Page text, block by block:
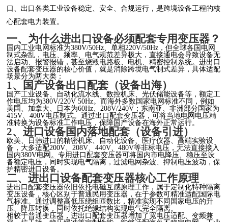
口、出口各类工业设备稳定、安全、合规运行，是跨境设备工程的核
心配套电力装置。
一、为什么进出口设备必须配套专用变压器？
国内工业电网标准为380V/50Hz、单相220V/50Hz，但全球各国电网
制式杂乱，电压、频率、电气规范差异极大，直接通电会导致设备无
法启动、报警报错，甚至烧毁电路板、电机、精密控制系统。进出口
设备配套变压器的核心价值，就是消除跨境电气制式差异，具体适配
场景分为两大类：
1、国产设备出口配套（设备出海）
国产工业设备、自动化流水线、数控机床、光伏储能设备等，额定工
作电压均为380V/220V 50Hz。而海外多数国家电网标准不同，例如
美国、加拿大、日本为60Hz、208V/240V；东南亚、非洲部分国家为
415V、400V电压制式。通过出口配套变压器，可将当地电网电压精
准转换为设备标准工作电压，保障国产设备在海外正常运行。
2、进口设备国内落地配套（设备引进）
欧美、日韩进口的精密机床、自动化设备、医疗仪器、高端实验设
备，大多适配200V、208V、440V、480V等非标电压，无法直接接入
国内380V电网。专用进口配套变压器可将国内市电降压、稳压至设
备额定电压，同时实现电气隔离，过滤电网杂波、抑制电压波动，保
护精密进口设备。
二、进出口设备配套变压器核心工作原理
进出口配套变压器依旧依托电磁互感原理工作，属于定制化特种隔离
变压设备，核心区别于普通民用变压器，在于参数可精准适配国际电
气标准。通过调整高低压绕组匝数比，精准实现不同国家电压的升
压、降压转换，同时依托绝缘结构实现电气完全隔离。
相较于普通变压器，进出口配套变压器增加了宽电压适配、变频兼